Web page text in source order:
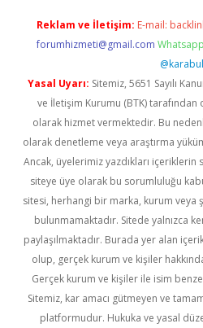
Reklam ve İletişim: E-mail:
forumhizmeti@gmail.com
@karabul
Yasal Uyarı: Sitemiz, 5651 Sayılı
ve İletişim Kurumu (BTK) tarafından
olarak hizmet vermektedir. Bu
olarak denetleme veya araştırma
Ancak, üyelerimiz yazdıkları
siteye üye olarak bu sorumluluğu
sitesi, herhangi bir marka, kurum veya
bulunmamaktadır. Sitede yalnızca
paylaşılmaktadır. Burada yer alan
olup, gerçek kurum ve kişiler
Gerçek kurum ve kişiler ile isim
Sitemiz, kar amacı gütmeyen ve
platformudur. Hukuka ve yasal